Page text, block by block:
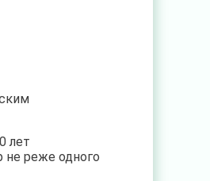
лет
не реже одного